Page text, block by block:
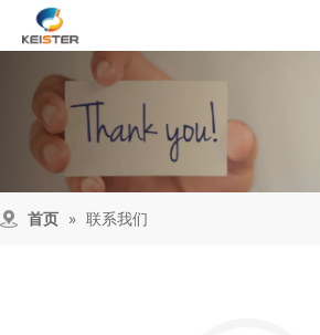
首页 » 联系我们